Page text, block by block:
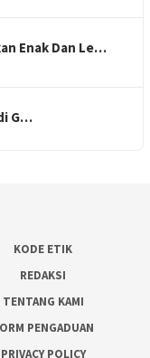
Enak Dan Le…
G…
KODE ETIK
REDAKSI
TENTANG KAMI
PENGADUAN
PRIVACY POLICY